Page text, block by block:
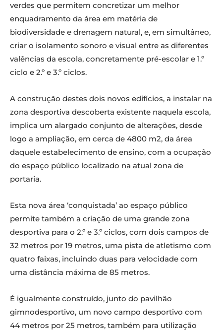
verdes que permitem concretizar um melhor
enquadramento da área em matéria de
biodiversidade e drenagem natural, e, em simultâneo,
criar o isolamento sonoro e visual entre as diferentes
valências da escola, concretamente pré-escolar e 1.º
ciclo e 2.º e 3.º ciclos.
A construção destes dois novos edifícios, a instalar na
zona desportiva descoberta existente naquela escola,
implica um alargado conjunto de alterações, desde
logo a ampliação, em cerca de 4800 m2, da área
daquele estabelecimento de ensino, com a ocupação
do espaço público localizado na atual zona de
portaria.
Esta nova área ‘conquistada’ ao espaço público
permite também a criação de uma grande zona
desportiva para o 2.º e 3.º ciclos, com dois campos de
32 metros por 19 metros, uma pista de atletismo com
quatro faixas, incluindo duas para velocidade com
uma distância máxima de 85 metros.
É igualmente construído, junto do pavilhão
gimnodesportivo, um novo campo desportivo com
44 metros por 25 metros, também para utilização